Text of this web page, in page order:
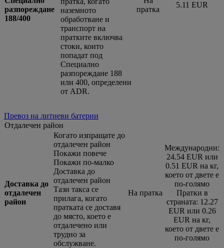
разпореждане
188/400
наземното
обработване и
транспорт на
пратките включва
стоки, които
попадат под
Специално
разпореждане 188
или 400, определени
от ADR.
пратка
5.11 EUR
Превоз на литиеви батерии
Отдалечен район
Доставка до
отдалечен
район
Когато изпращате до
отдалечен район
Покажи повече
Покажи по-малко
Доставка до
отдалечен район
Тази такса се
прилага, когато
пратката се доставя
до място, което е
отдалечено или
трудно за
обслужване.
На пратка
Международни:
24.54 EUR или
0.51 EUR на кг,
което от двете е
по-голямо
Пратки в
страната: 12.27
EUR или 0.26
EUR на кг,
което от двете е
по-голямо